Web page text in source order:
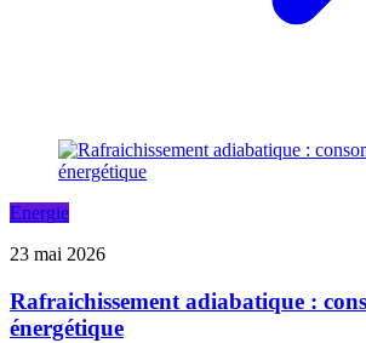
Energie
23 mai 2026
Rafraichissement adiabatique :
énergétique